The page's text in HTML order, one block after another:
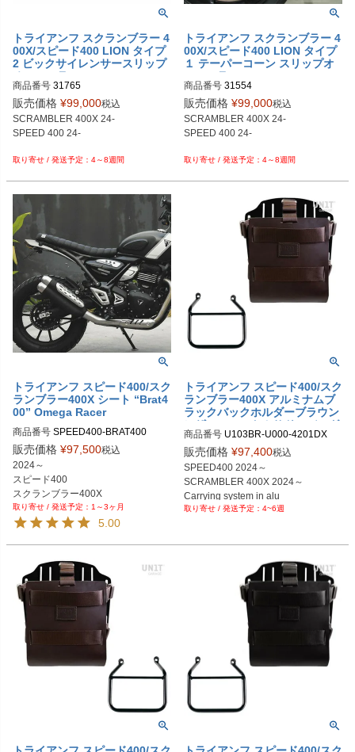
トライアンフ スクランブラー 4
00X/スピード400 LION タイプ
2 ビックサイレンサースリップ
オンマフラー REMMOTORCY
CLE
商品番号 31765
販売価格 ¥99,000税込
SCRAMBLER 400X 24-
SPEED 400 24-
4～8週間
トライアンフ スクランブラー 4
00X/スピード400 LION タイプ
１ テーパーコーン スリップオ
ンマフラー REMMOTORCYCL
E
商品番号 31554
販売価格 ¥99,000税込
SCRAMBLER 400X 24-
SPEED 400 24-
4～8週間
トライアンフ スピード400/スク
ランブラー400X シート “Brat4
00” Omega Racer
商品番号 SPEED400-BRAT400
販売価格 ¥97,500税込
2024～
スピード400
スクランブラー400X
1～3ヶ月
5.00
トライアンフ スピード400/スク
ランブラー400X アルミナムブ
ラックバックホルダーブラウン
レザーフロント＆サドルバッグ
サポートフレーム右側キット ユ
ニットガレージ
商品番号 U103BR-U000-4201DX
U103BR+U000+4201DX
販売価格 ¥97,400税込
SPEED400 2024～
SCRAMBLER 400X 2024～
Carrying system in alu
Black with Brown leather
4~6週